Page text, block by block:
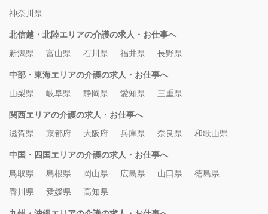
神奈川県
北信越・北陸エリアの介護の求人・お仕事へ
新潟県
富山県 石川県 福井県 長野県
中部・東海エリアの介護の求人・お仕事へ
山梨県
岐阜県 静岡県 愛知県 三重県
関西エリアの介護の求人・お仕事へ
滋賀県
京都府 大阪府 兵庫県 奈良県 和歌山県
中国・四国エリアの介護の求人・お仕事へ
鳥取県
島根県 岡山県 広島県 山口県
徳島県
香川県
愛媛県 高知県